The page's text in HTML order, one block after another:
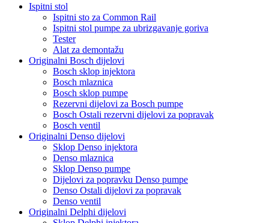
Ispitni stol
Ispitni sto za Common Rail
Ispitni stol pumpe za ubrizgavanje goriva
Tester
Alat za demontažu
Originalni Bosch dijelovi
Bosch sklop injektora
Bosch mlaznica
Bosch sklop pumpe
Rezervni dijelovi za Bosch pumpe
Bosch Ostali rezervni dijelovi za popravak
Bosch ventil
Originalni Denso dijelovi
Sklop Denso injektora
Denso mlaznica
Sklop Denso pumpe
Dijelovi za popravku Denso pumpe
Denso Ostali dijelovi za popravak
Denso ventil
Originalni Delphi dijelovi